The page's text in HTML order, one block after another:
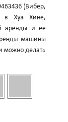
(Вибер,
в Хуа Хине,
аренды и ее
машины
можно делать